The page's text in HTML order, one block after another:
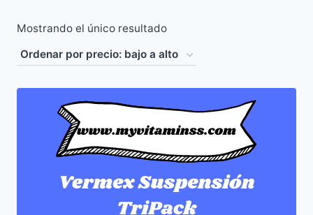
Mostrando el único resultado